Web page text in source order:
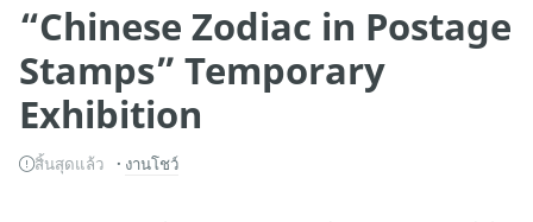
“Chinese Zodiac in Postage
Stamps” Temporary
Exhibition
สิ้นสุดแล้ว งานโชว์